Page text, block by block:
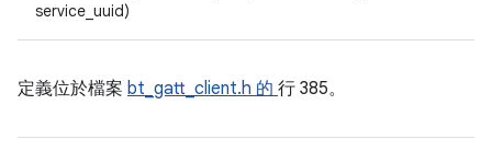
service_uuid)
定義位於檔案 bt_gatt_client.h 的 行 385。